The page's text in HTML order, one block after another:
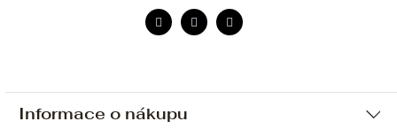
Informace o nákupu